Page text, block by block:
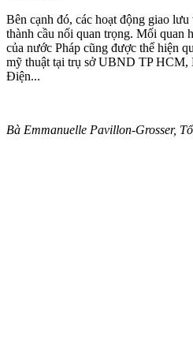
Bên cạnh đó, các hoạt động giao
thành cầu nối quan trọng. Mối quan
của nước Pháp cũng được thể hiện
mỹ thuật tại trụ sở UBND TP HCM,
Điện...
Bà Emmanuelle Pavillon-Grosser,